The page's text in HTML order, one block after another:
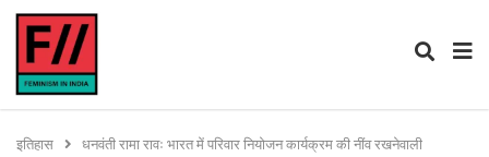
इतिहास
धनवंती रामा रावः भारत में परिवार नियोजन कार्यक्रम की नींव रखनेवाली